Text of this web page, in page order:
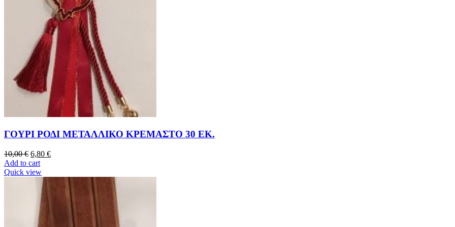
ΓΟΥΡΙ ΡΟΔΙ ΜΕΤΑΛΛΙΚΟ ΚΡΕΜΑΣΤΟ 30 ΕΚ.
10,00€ 6,80 €
Add to cart
Quick view